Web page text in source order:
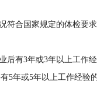
符合国家规定的体检要求
后有3年或3年以上工作
5年或5年以上工作经验